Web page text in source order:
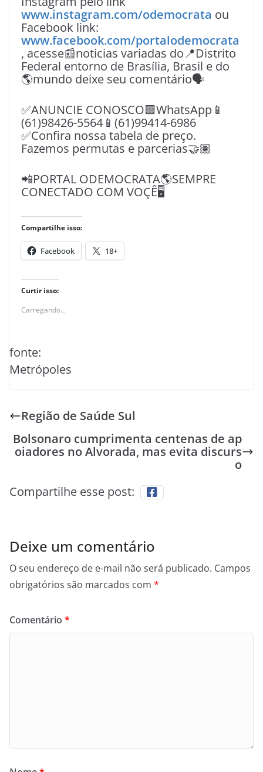
www.instagram.com/odemocrata ou
Facebook link:
www.facebook.com/portalodemocrata
, acesse📰noticias variadas do📍Distrito
Federal entorno de Brasília, Brasil e do
🌎mundo deixe seu comentário🗣
✅ANUNCIE CONOSCO🟩WhatsApp📱
(61)98426-5564📱(61)99414-6986
✅Confira nossa tabela de preço.
Fazemos permutas e parcerias🤝🏽
📲PORTAL ODEMOCRATA🌎SEMPRE
CONECTADO COM VOÇÊ🖥️
Compartilhe isso:
Facebook 18+
Curtir isso:
Carregando...
fonte:
Metrópoles
Região de Saúde Sul
Bolsonaro cumprimenta centenas de ap
oiadores no Alvorada, mas evita discurs
o
Compartilhe esse post:
Deixe um comentário
O seu endereço de e-mail não será publicado. Campos
obrigatórios são marcados com *
Comentário *